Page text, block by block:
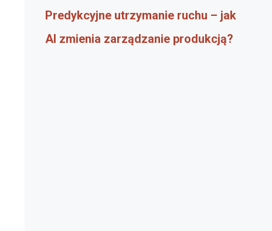
Predykcyjne utrzymanie ruchu – jak
AI zmienia zarządzanie produkcją?